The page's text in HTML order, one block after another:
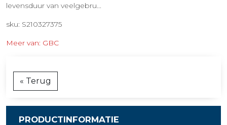
levensduur van veelgebru...
sku: S210327375
Meer van: GBC
« Terug
PRODUCTINFORMATIE